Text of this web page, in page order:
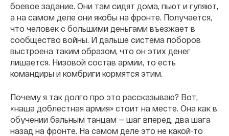
боевое задание. Они там сидят дома, пьют и гуляют,
а на самом деле они якобы на фронте. Получается,
что человек с большими деньгами въезжает в
сообщество войны. И дальше система поборов
выстроена таким образом, что он этих денег
лишается. Низовой состав армии, то есть
командиры и комбриги кормятся этим.
Почему я так долго про это рассказываю? Вот,
«наша доблестная армия» стоит на месте. Она как в
обучении бальным танцам — шаг вперед, два шага
назад на фронте. На самом деле это не какой-то